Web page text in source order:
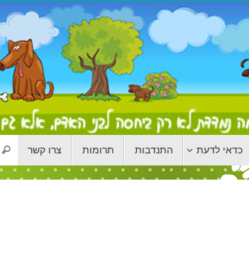
כדאי לדעת התנדבות תרומות צרו קשר